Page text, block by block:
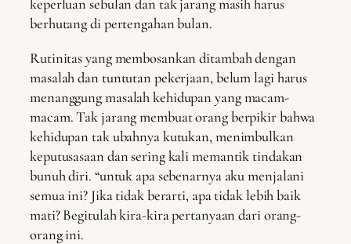
keperluan sebulan dan tak jarang masih harus
berhutang di pertengahan bulan.
Rutinitas yang membosankan ditambah dengan
masalah dan tuntutan pekerjaan, belum lagi harus
menanggung masalah kehidupan yang macam-
macam. Tak jarang membuat orang berpikir bahwa
kehidupan tak ubahnya kutukan, menimbulkan
keputusasaan dan sering kali memantik tindakan
bunuh diri. “untuk apa sebenarnya aku menjalani
semua ini? Jika tidak berarti, apa tidak lebih baik
mati? Begitulah kira-kira pertanyaan dari orang-
orang ini.